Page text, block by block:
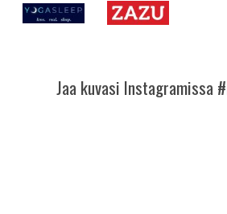
Jaa kuvasi Instagramissa